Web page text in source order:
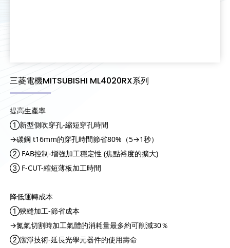
三菱電機MITSUBISHI ML4020RX系列
提高生產率
①新型側吹穿孔-縮短穿孔時間
→碳鋼 t16mm的穿孔時間節省80%（5→1秒）
② FAB控制-增強加工穩定性 (焦點裕度的擴大)
③ F-CUT-縮短薄板加工時間
降低運轉成本
①狹縫加工-節省成本
→氮氣切割時加工氣體的消耗量最多約可削減30％
②潔淨技術-延長光學元器件的使用壽命